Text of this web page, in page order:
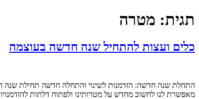
תגית: מטרה
כלים ועצות להתחיל שנה חדשה בעוצמה
התחלת שנה חדשה: הזדמנות לשינוי והתחלה חדשה תחילת
מאפשרת לנו לחשוב מחדש על מטרותינו ולפתוח דלתות